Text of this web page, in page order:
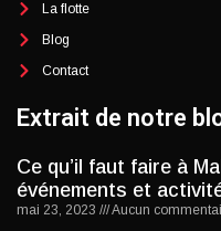
La flotte
Blog
Contact
Extrait de notre
Ce qu’il faut faire à
événements et
mai 23, 2023 Aucun